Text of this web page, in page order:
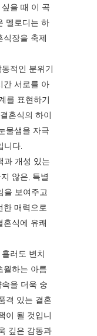
을 때 이 곡
멜로디는 하
식장을 축제
적인 분위기
간 서로를 아
를 표현하기
혼식의 하이
물샘을 자극
니다.
과 개성 있는
않은, 특별
을 보여주고
한 매력으로
혼식에 유쾌
러도 변치
월하는 아름
을 더욱 숭
격 있는 결혼
이 될 것입니
깊은 감동과